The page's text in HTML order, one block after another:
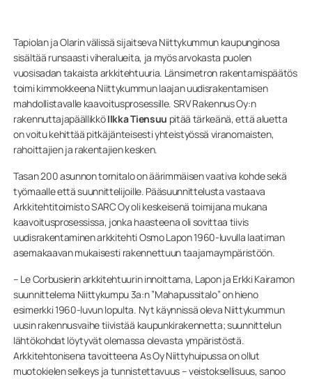
Tapiolan ja Olarin välissä sijaitseva Niittykummun kaupunginosa
sisältää runsaasti viheralueita, ja myös arvokasta puolen
vuosisadan takaista arkkitehtuuria. Länsimetron rakentamispäätös
toimi kimmokkeena Niittykummun laajan uudisrakentamisen
mahdollistavalle kaavoitusprosessille. SRV Rakennus Oy:n
rakennuttajapäällikköIlkka Tiensuu pitää tärkeänä, että aluetta
on voitu kehittää pitkäjänteisesti yhteistyössä viranomaisten,
rahoittajien ja rakentajien kesken.
Tasan 200 asunnon tornitalo on äärimmäisen vaativa kohde sekä
työmaalle että suunnittelijoille. Pääsuunnittelusta vastaava
Arkkitehtitoimisto SARC Oy oli keskeisenä toimijana mukana
kaavoitusprosessissa, jonka haasteena oli sovittaa tiivis
uudisrakentaminen arkkitehti Osmo Lapon 1960-luvulla laatiman
asemakaavan mukaisesti rakennettuun taajamaympäristöön.
– Le Corbusierin arkkitehtuurin innoittama, Lapon ja Erkki Kairamon
suunnittelema Niittykumpu 3a:n ”Mahapussitalo” on hieno
esimerkki 1960-luvun lopulta. Nyt käynnissä oleva Niittykummun
uusin rakennusvaihe tiivistää kaupunkirakennetta; suunnittelun
lähtökohdat löytyvät olemassa olevasta ympäristöstä.
Arkkitehtonisena tavoitteena As Oy Niittyhuipussa on ollut
muotokielen selkeys ja tunnistettavuus – veistoksellisuus, sanoo